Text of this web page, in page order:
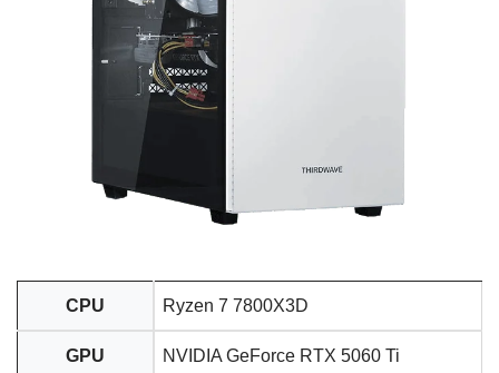
CPU Ryzen 7 7800X3D
GPU NVIDIA GeForce RTX 5060 Ti